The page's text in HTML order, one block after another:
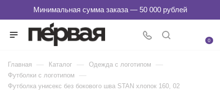
0
Главная — Каталог — Одежда с логотипом —
Футболки с логотипом —
Футболка унисекс без бокового шва STAN хлопок 160, 02